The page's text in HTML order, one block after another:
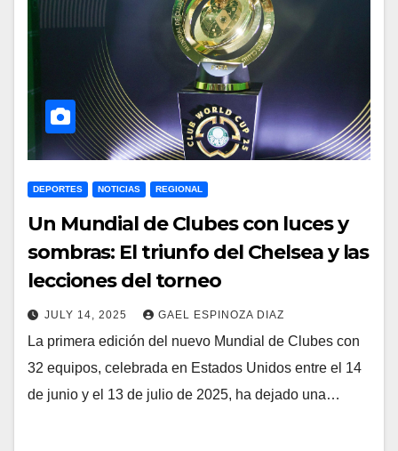
DEPORTES NOTICIAS REGIONAL
Un Mundial de Clubes con luces y
sombras: El triunfo del Chelsea y las
lecciones del torneo
JULY 14, 2025 GAEL ESPINOZA DIAZ
La primera edición del nuevo Mundial de Clubes con
32 equipos, celebrada en Estados Unidos entre el 14
de junio y el 13 de julio de 2025, ha dejado una…